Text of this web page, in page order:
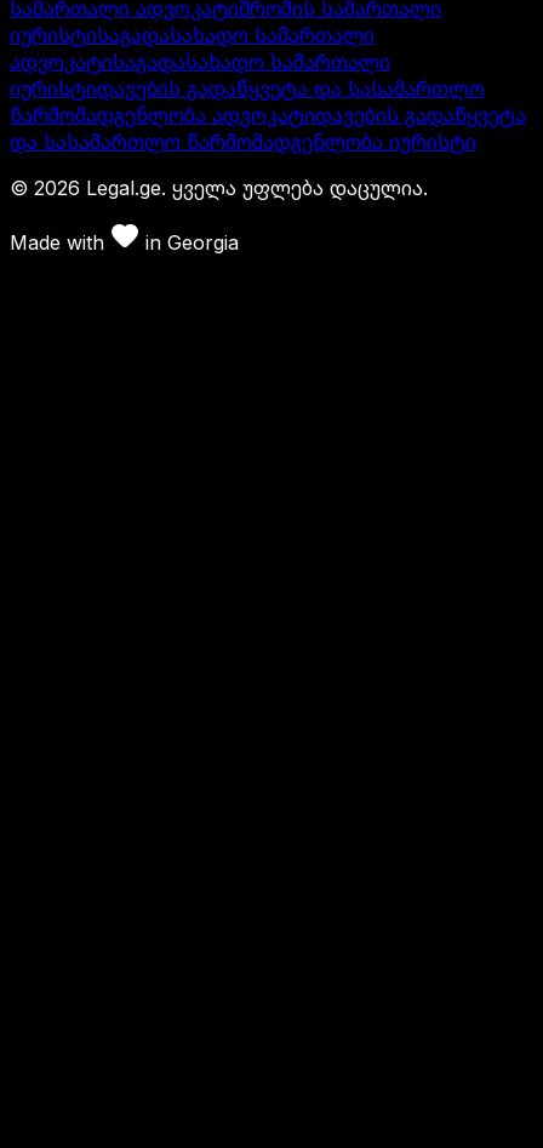
სამართალი ადვოკატიშრომის სამართალი
იურისტისაგადასახადო სამართალი
ადვოკატისაგადასახადო სამართალი
იურისტიდავების გადაწყვეტა და სასამართლო
წარმომადგენლობა ადვოკატიდავების გადაწყვეტა
და სასამართლო წარმომადგენლობა იურისტი
© 2026 Legal.ge. ყველა უფლება დაცულია.
Made with in Georgia